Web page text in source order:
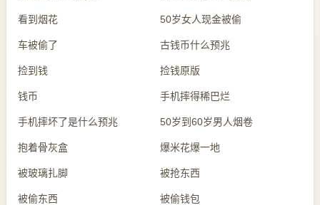
看到烟花 50岁女人现金被偷
车被偷了 古钱币什么预兆
捡到钱 捡钱原版
钱币 手机摔得稀巴烂
手机摔坏了是什么预兆 50岁到60岁男人烟卷
抱着骨灰盒 爆米花爆一地
被玻璃扎脚 被抢东西
被偷东西 被偷钱包